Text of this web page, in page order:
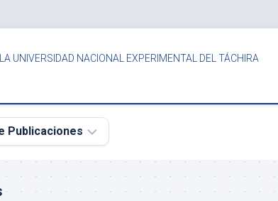
UNIVERSIDAD NACIONAL EXPERIMENTAL DEL TÁCHIRA
Publicaciones